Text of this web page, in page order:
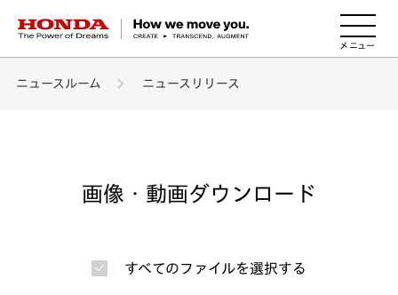
HONDA The Power of Dreams
ニュースルーム ニュースリリース
画像・動画ダウンロード
すべてのファイルを選択する